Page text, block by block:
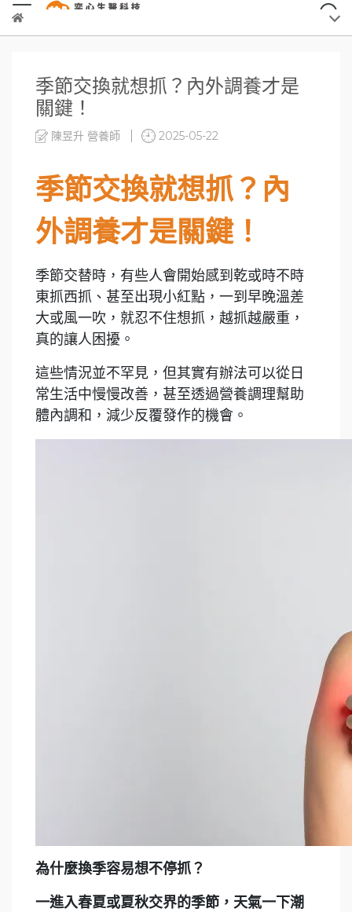
季節交換就想抓？內外調養才是
關鍵！
陳昱升 營養師 2025-05-22
季節交換就想抓？內
外調養才是關鍵！
季節交替時，有些人會開始感到乾或時不時
東抓西抓、甚至出現小紅點，一到早晚溫差
大或風一吹，就忍不住想抓，越抓越嚴重，
真的讓人困擾。
這些情況並不罕見，但其實有辦法可以從日
常生活中慢慢改善，甚至透過營養調理幫助
體內調和，減少反覆發作的機會。
為什麼換季容易想不停抓？
一進入春夏或夏秋交界的季節，天氣一下潮